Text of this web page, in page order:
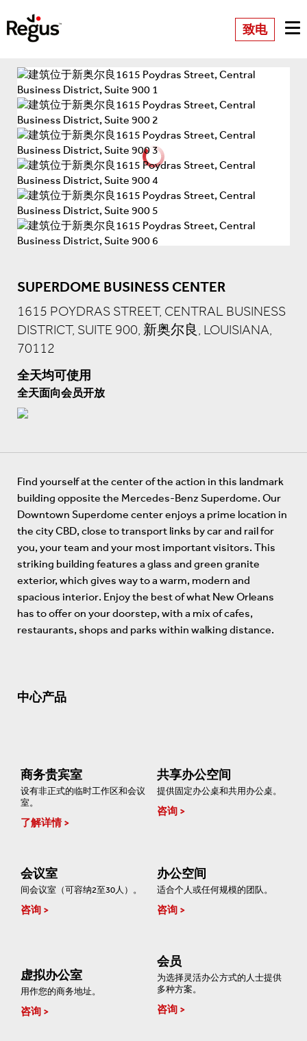
致电
SUPERDOME BUSINESS CENTER
1615 POYDRAS STREET, CENTRAL BUSINESS
DISTRICT, SUITE 900, 新奥尔良, LOUISIANA,
70112
全天均可使用
全天面向会员开放
Find yourself at the center of the action in this landmark
building opposite the Mercedes-Benz Superdome. Our
Downtown Superdome center enjoys a prime location in
the city CBD, close to transport links by car and rail for
you, your team and your most important visitors. This
striking building features a glass and green granite
exterior, which gives way to a warm, modern and
spacious interior. Enjoy the best of what New Orleans
has to offer on your doorstep, with a mix of cafes,
restaurants, shops and parks within walking distance.
中心产品
商务贵宾室
设有非正式的临时工作区和会议
室。
了解详情
共享办公空间
提供固定办公桌和共用办公桌。
咨询
会议室
间会议室（可容纳2至30人）。
咨询
办公空间
适合个人或任何规模的团队。
咨询
虚拟办公室
用作您的商务地址。
咨询
会员
为选择灵活办公方式的人士提供
多种方案。
咨询